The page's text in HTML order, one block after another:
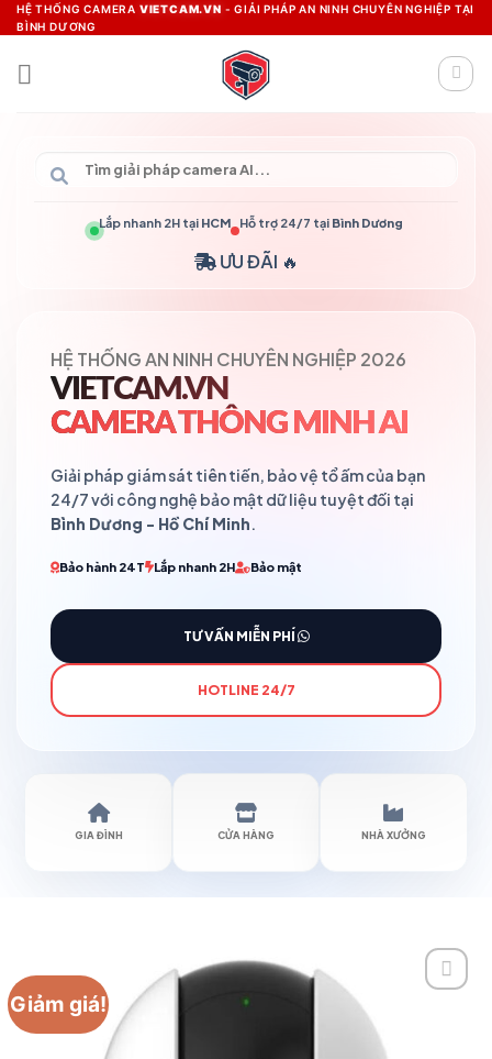
Skip
to
content
HỆ THỐNG CAMERA VIETCAM.VN - GIẢI PHÁP AN NINH CHUYÊN NGHIỆP TẠI
BÌNH DƯƠNG
Lắp nhanh 2H tại HCM Hỗ trợ 24/7 tại Bình Dương
ƯU ĐÃI 🔥
HỆ THỐNG AN NINH CHUYÊN NGHIỆP 2026
VIETCAM.VN
CAMERA THÔNG MINH AI
Giải pháp giám sát tiên tiến, bảo vệ tổ ấm của bạn
24/7 với công nghệ bảo mật dữ liệu tuyệt đối tại
Bình Dương - Hồ Chí Minh.
Bảo hành 24T Lắp nhanh 2H Bảo mật
TƯ VẤN MIỄN PHÍ
HOTLINE 24/7
GIA ĐÌNH CỬA HÀNG NHÀ XƯỞNG
Giảm giá!